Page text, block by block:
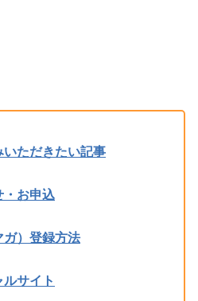
ただきたい記事
・お申込
ガ）登録方法
サイト